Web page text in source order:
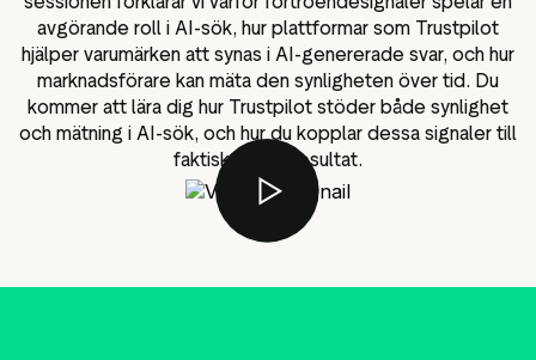
avgörande roll i AI-sök, hur plattformar som Trustpilot
hjälper varumärken att synas i AI-genererade svar, och hur
marknadsförare kan mäta den synligheten över tid. Du
kommer att lära dig hur Trustpilot stöder både synlighet
och mätning i AI-sök, och hur du kopplar dessa signaler till
faktiska affärsresultat.